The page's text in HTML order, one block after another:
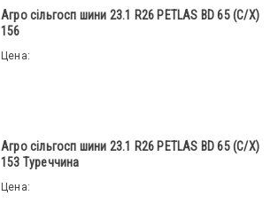
Агро сільгосп шини 23.1 R26 PETLAS BD 65 (С/Х)
156
Цена:
Агро сільгосп шини 23.1 R26 PETLAS BD 65 (С/Х)
153 Туреччина
Цена: